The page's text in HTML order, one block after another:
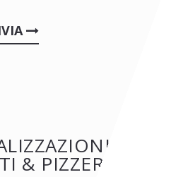
& PIZZERIE